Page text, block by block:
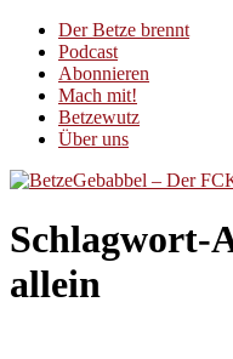
Der Betze brennt
Podcast
Abonnieren
Mach mit!
Betzewutz
Über uns
Schlagwort-
allein